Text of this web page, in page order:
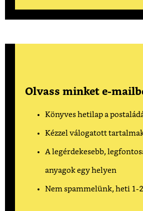
Olvass minket e-
Könyves hetilap a
Kézzel válogatott
A legérdekesebb,
anyagok egy helyen
Nem spammelünk, heti 1-